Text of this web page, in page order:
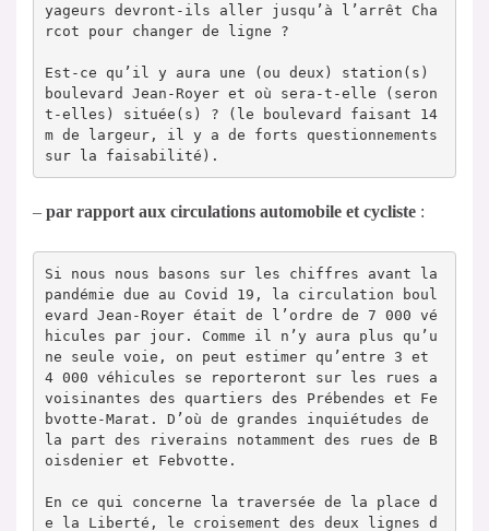
yageurs devront-ils aller jusqu’à l’arrêt Cha
rcot pour changer de ligne ?
Est-ce qu’il y aura une (ou deux) station(s)
boulevard Jean-Royer et où sera-t-elle (seron
t-elles) située(s) ? (le boulevard faisant 14
m de largeur, il y a de forts questionnements
sur la faisabilité).
– par rapport aux circulations automobile et cycliste :
Si nous nous basons sur les chiffres avant la
pandémie due au Covid 19, la circulation boul
evard Jean-Royer était de l’ordre de 7 000 vé
hicules par jour. Comme il n’y aura plus qu’u
ne seule voie, on peut estimer qu’entre 3 et
4 000 véhicules se reporteront sur les rues a
voisinantes des quartiers des Prébendes et Fe
bvotte-Marat. D’où de grandes inquiétudes de
la part des riverains notamment des rues de B
oisdenier et Febvotte.
En ce qui concerne la traversée de la place d
e la Liberté, le croisement des deux lignes d